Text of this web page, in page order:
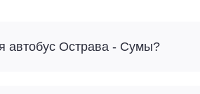
автобус Острава - Сумы?